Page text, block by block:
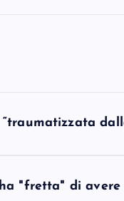
"fretta" di